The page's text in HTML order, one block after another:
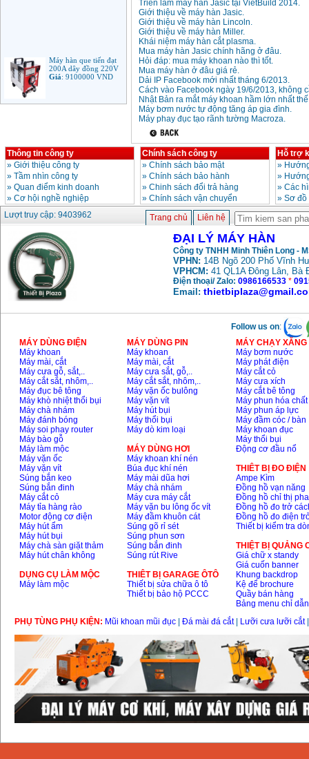
Máy hàn que tiến đạt
200A dây đồng 220V
Giá:9100000VND
Máy hàn que điện tử
Hồng ký HK 200Z
Giá:2770000VND
Bình khí Co2, chai khí
co2 hàn Mig
Giá:1750000
Máy hàn tig nhôm
Hero AFT 300 AC/DC
Máy hàn que điện tử
KenMax ARC 315
Giá:3550000
Máy hàn bấm Hồng
ký HB4KB (4KVA)
Giá
14500000
Dây cáp hàn Samwon
Korea
Giá:105000
Máy hàn que điện tử
Jasic ZX7 200E
Giá:2800000VND
Máy hàn tig que Jasic
Triễn lãm máy hàn Jasic tại VietBuild 2014.
Giới thiệu về máy hàn Jasic.
Giới thiệu về máy hàn Lincoln.
Giới thiệu về máy hàn Miller.
Khái niệm máy hàn cắt plasma.
Mua máy hàn Jasic chính hãng ở đâu.
Hỏi đáp: mua máy khoan nào thì tốt.
Mua máy hàn ở đâu giá rẻ.
Dải IP Facebook mới nhất tháng 6/2013.
Cách vào Facebook ngày 19/6/2013, không
Nhật Bản ra mắt máy khoan hầm lớn nhất
Máy bơm nước tự động tăng áp gia đình.
Máy phay đục tạo rãnh tường Macroza.
Thông tin công ty
» Giới thiệu công ty
» Tầm nhìn công ty
» Quan điểm kinh doanh
» Cơ hội nghề nghiệp
Chính sách công ty
» Chính sách bảo mật
» Chính sách bảo hành
» Chinh sách đổi trả hàng
» Chính sách vận chuyển
Hỗ trợ
»
»
» Các
» Sơ
Lượt truy cập: 9403962
Trang chủ Liên hệ
ĐẠI LÝ MÁY HÀN
Công ty TNHH Minh Thiên Long -
VPHN: 14B Ngõ 200 Phố Vĩnh
VPHCM: 41 QL1A Đông Lân, Bà
Điện thoại/ Zalo: 0986166533 *
Email:
Follow us on:
MÁY DÙNG ĐIỆN
Máy khoan
Máy mài, cắt
Máy cưa gỗ, sắt,..
Máy cắt sắt, nhôm,..
Máy đục bê tông
Máy khò nhiệt thổi bụi
Máy chà nhám
Máy đánh bóng
Máy soi phay router
Máy bào gỗ
Máy làm mộc
Máy vặn ốc
Máy vặn vít
Súng bắn keo
Súng bắn đinh
Máy cắt cỏ
Máy tỉa hàng rào
Motor động cơ điện
Máy hút ẩm
Máy hút bụi
Máy chà sàn giặt thảm
Máy hút chân không
DỤNG CỤ LÀM MỘC
Máy làm mộc
MÁY DÙNG PIN
Máy khoan
Máy mài, cắt
Máy cưa sắt, gỗ,..
Máy cắt sắt, nhôm,..
Máy vặn ốc bulông
Máy vặn vít
Máy hút bụi
Máy thổi bụi
Máy dò kim loại
MÁY DÙNG HƠI
Máy khoan khí nén
Búa đục khí nén
Máy mài dũa hơi
Máy chà nhám
Máy cưa máy cắt
Máy vặn bu lông ốc vít
Máy đầm khuôn cát
Súng gõ rỉ sét
Súng phun sơn
Súng bắn đinh
Súng rút Rive
THIÊT BỊ GARAGE ÔTÔ
Thiết bị sửa chữa ô tô
Thiết bị bảo hộ PCCC
MÁY CHẠY
Máy bơm nước
Máy phát điện
Máy cắt cỏ
Máy cưa xích
Máy cắt bê tông
Máy phun hóa chất
Máy phun áp lực
Máy đầm cóc / bàn
Máy khoan đục
Máy thổi bụi
Động cơ đầu nổ
THIÊT BỊ ĐO ĐIỆN
Ampe Kìm
Đồng hồ vạn năng
Đồng hồ chỉ thị pha
Đồng hồ đo trở
Đồng hồ đo điện
Thiết bị kiểm tra
THIỆT BỊ QUẢNG
Giá chữ x standy
Giá cuốn banner
Khung backdrop
Kệ để brochure
Quầy bán hàng
Bảng menu chỉ dẫn
PHỤ TÙNG PHỤ KIỆN: Mũi khoan mũi đục Đá mài đá cắt| Lưỡi cưa lưỡi cắt